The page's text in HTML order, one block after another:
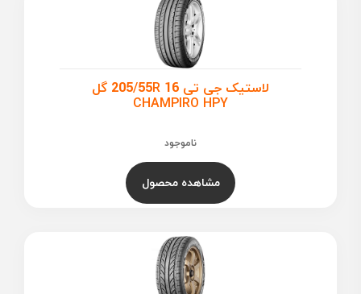
لاستیک جی تی 205/55R 16 گل
CHAMPIRO HPY
ناموجود
مشاهده محصول